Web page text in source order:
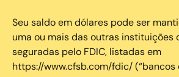
Seu saldo em dólares pode ser
uma ou mais das outras instituições
seguradas pelo FDIC, listadas em
https://www.cfsb.com/fdic/ (“bancos